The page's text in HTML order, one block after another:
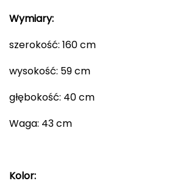
Wymiary:
szerokość: 160 cm
wysokość: 59 cm
głębokość: 40 cm
Waga: 43 cm
Kolor: